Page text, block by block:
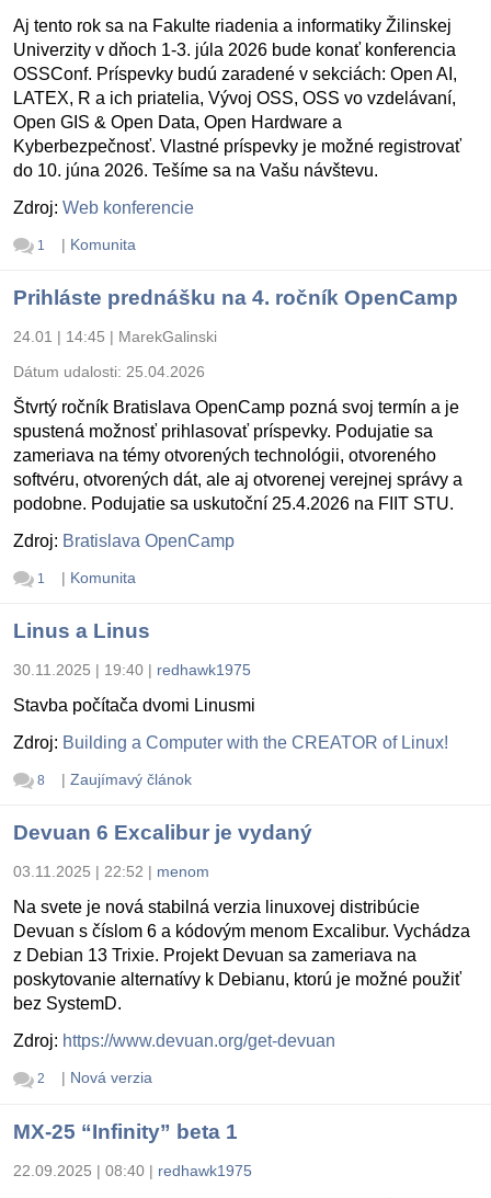
Aj tento rok sa na Fakulte riadenia a informatiky Žilinskej
Univerzity v dňoch 1-3. júla 2026 bude konať konferencia
OSSConf. Príspevky budú zaradené v sekciách: Open AI,
LATEX, R a ich priatelia, Vývoj OSS, OSS vo vzdelávaní,
Open GIS & Open Data, Open Hardware a
Kyberbezpečnosť. Vlastné príspevky je možné registrovať
do 10. júna 2026. Tešíme sa na Vašu návštevu.
Zdroj: Web konferencie
1 | Komunita
Prihláste prednášku na 4. ročník OpenCamp
24.01 | 14:45 | MarekGalinski
Dátum udalosti: 25.04.2026
Štvrtý ročník Bratislava OpenCamp pozná svoj termín a je
spustená možnosť prihlasovať príspevky. Podujatie sa
zameriava na témy otvorených technológii, otvoreného
softvéru, otvorených dát, ale aj otvorenej verejnej správy a
podobne. Podujatie sa uskutoční 25.4.2026 na FIIT STU.
Zdroj: Bratislava OpenCamp
1 | Komunita
Linus a Linus
30.11.2025 | 19:40 | redhawk1975
Stavba počítača dvomi Linusmi
Zdroj: Building a Computer with the CREATOR of Linux!
8 | Zaujímavý článok
Devuan 6 Excalibur je vydaný
03.11.2025 | 22:52 | menom
Na svete je nová stabilná verzia linuxovej distribúcie
Devuan s číslom 6 a kódovým menom Excalibur. Vychádza
z Debian 13 Trixie. Projekt Devuan sa zameriava na
poskytovanie alternatívy k Debianu, ktorú je možné použiť
bez SystemD.
Zdroj: https://www.devuan.org/get-devuan
2 | Nová verzia
MX-25 “Infinity” beta 1
22.09.2025 | 08:40 | redhawk1975